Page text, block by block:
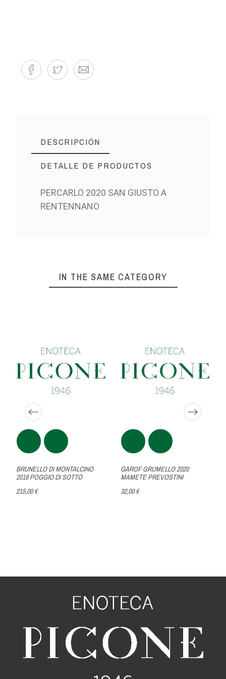
DESCRIPCIÓN
DETALLE DE PRODUCTOS
PERCARLO 2020 SAN GIUSTO A
RENTENNANO
IN THE SAME CATEGORY
BRUNELLO DI MONTALCINO
2018 POGGIO DI SOTTO
215,00 €
GAROF GRUMELLO 2020
MAMETE PREVOSTINI
32,00 €